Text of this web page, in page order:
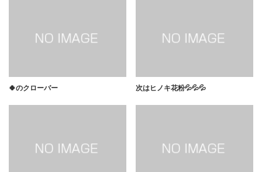
🍀のクローバー 次はヒノキ花粉💦💦💦